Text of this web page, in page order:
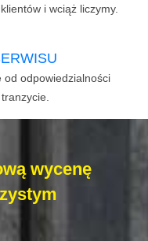
i wciąż liczymy.
od odpowiedzialności
wycenę